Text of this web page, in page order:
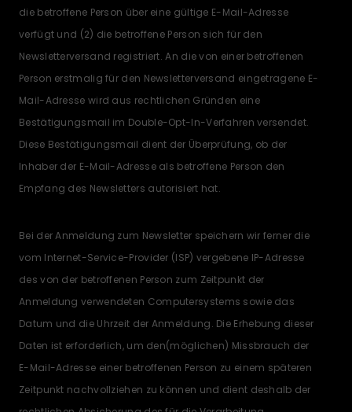
die betroffene Person über eine gültige E-Mail-Adresse
verfügt und (2) die betroffene Person sich für den
Newsletterversand registriert. An die von einer betroffenen
Person erstmalig für den Newsletterversand eingetragene E-
Mail-Adresse wird aus rechtlichen Gründen eine
Bestätigungsmail im Double-Opt-In-Verfahren versendet.
Diese Bestätigungsmail dient der Überprüfung, ob der
Inhaber der E-Mail-Adresse als betroffene Person den
Empfang des Newsletters autorisiert hat.
Bei der Anmeldung zum Newsletter speichern wir ferner die
vom Internet-Service-Provider (ISP) vergebene IP-Adresse
des von der betroffenen Person zum Zeitpunkt der
Anmeldung verwendeten Computersystems sowie das
Datum und die Uhrzeit der Anmeldung. Die Erhebung dieser
Daten ist erforderlich, um den(möglichen) Missbrauch der
E-Mail-Adresse einer betroffenen Person zu einem späteren
Zeitpunkt nachvollziehen zu können und dient deshalb der